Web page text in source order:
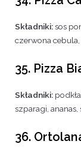
Składniki:sos
czerwona
35. Pizza
Składniki:
szparagi, ananas,
36.